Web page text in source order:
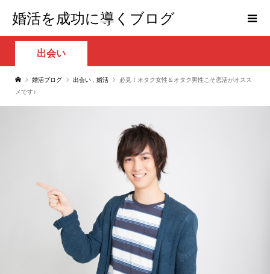
婚活を成功に導くブログ
出会い
婚活ブログ 出会い 婚活
必見！オタク女性＆オタク男性こそ恋活がオスス
メです♪